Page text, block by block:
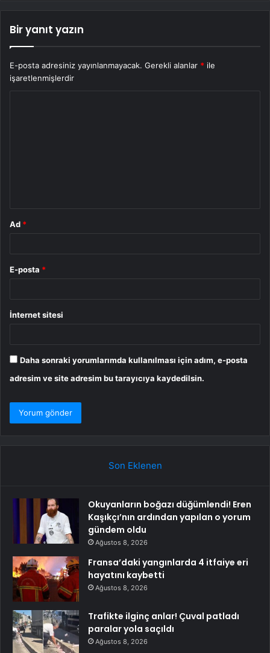
Bir yanıt yazın
E-posta adresiniz yayınlanmayacak. Gerekli alanlar * ile
işaretlenmişlerdir
Ad *
E-posta *
İnternet sitesi
Daha sonraki yorumlarımda kullanılması için adım, e-posta
adresim ve site adresim bu tarayıcıya kaydedilsin.
Son Eklenen
Okuyanların boğazı düğümlendi! Eren
Kaşıkçı’nın ardından yapılan o yorum
gündem oldu
Ağustos 8, 2026
Fransa’daki yangınlarda 4 itfaiye eri
hayatını kaybetti
Ağustos 8, 2026
Trafikte ilginç anlar! Çuval patladı
paralar yola saçıldı
Ağustos 8, 2026